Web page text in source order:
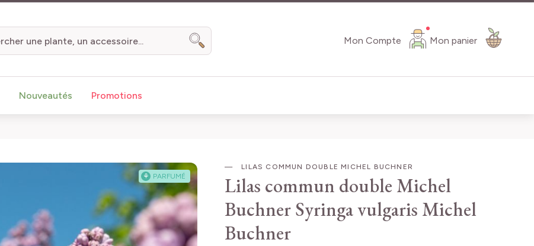
Mon Compte Mon panier
Nouveautés Promotions
Chercher
⚘ PARFUMÉ
LILAS COMMUN DOUBLE MICHEL BUCHNER
Lilas commun double Michel
BuchnerSyringa vulgaris Michel
Buchner